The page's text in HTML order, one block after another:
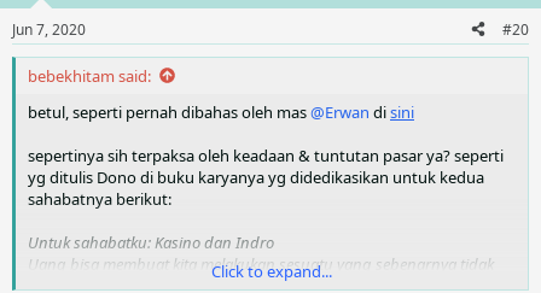
s
:
Jun 7, 2020 #20
bebekhitam said:
betul, seperti pernah dibahas oleh mas@Erwan disini
sepertinya sih terpaksa oleh keadaan & tuntutan pasar ya? seperti
yg ditulis Dono di buku karyanya yg didedikasikan untuk kedua
sahabatnya berikut:
Untuk sahabatku: Kasino dan Indro
Uang bisa membuat kita melakukan sesuatu yang sebenarnya tidak
kita sukai
Click to expand...